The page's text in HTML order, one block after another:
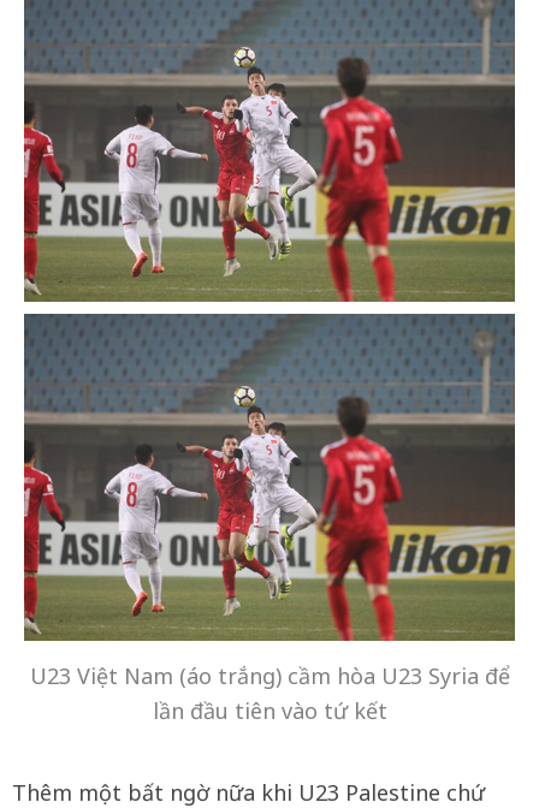
U23 Việt Nam (áo trắng) cầm hòa U23 Syria để
lần đầu tiên vào tứ kết
Thêm một bất ngờ nữa khi U23 Palestine chứ